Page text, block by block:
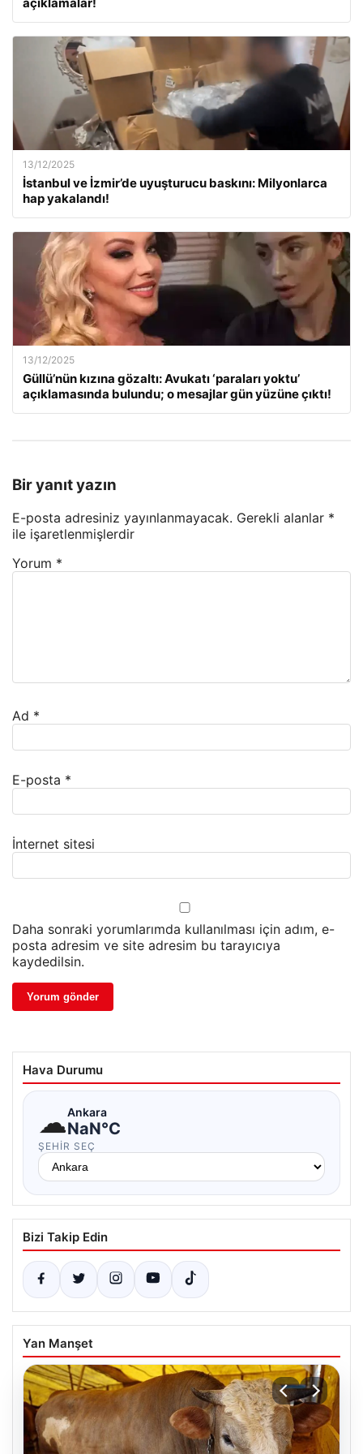
13/12/2025
İstanbul ve İzmir’de uyuşturucu baskını: Milyonlarca
hap yakalandı!
13/12/2025
Güllü’nün kızına gözaltı: Avukatı ‘paraları yoktu’
açıklamasında bulundu; o mesajlar gün yüzüne çıktı!
Bir yanıt yazın
E-posta adresiniz yayınlanmayacak. Gerekli alanlar *
ile işaretlenmişlerdir
Yorum *
Ad *
E-posta *
İnternet sitesi
Daha sonraki yorumlarımda kullanılması için adım, e-
posta adresim ve site adresim bu tarayıcıya
kaydedilsin.
Hava Durumu
☁Ankara
NaN°C
ŞEHIR SEÇ
Bizi Takip Edin
Yan Manşet